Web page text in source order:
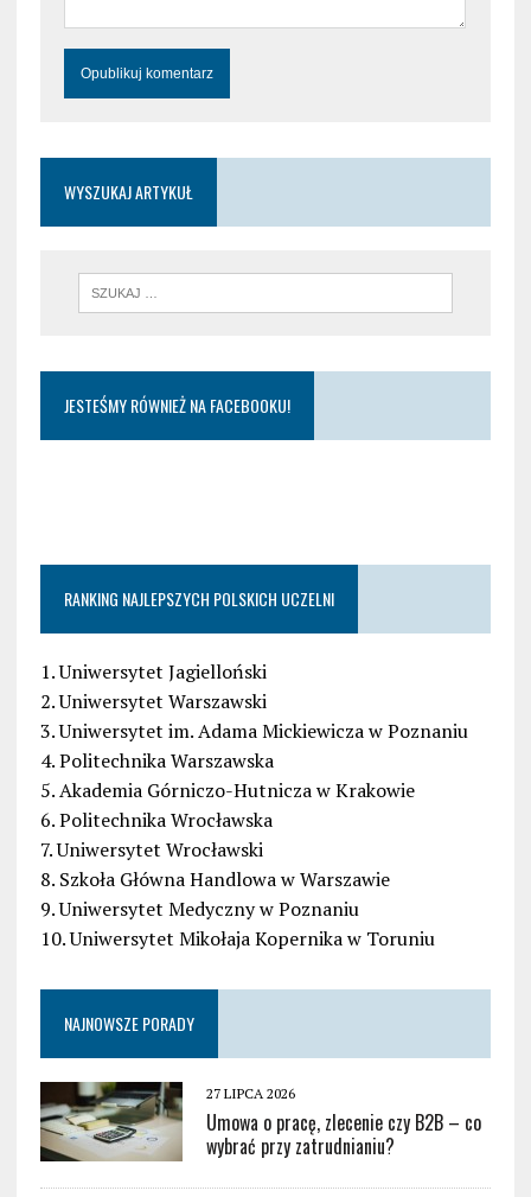
WYSZUKAJ ARTYKUŁ
JESTEŚMY RÓWNIEŻ NA FACEBOOKU!
RANKING NAJLEPSZYCH POLSKICH UCZELNI
1. Uniwersytet Jagielloński
2. Uniwersytet Warszawski
3. Uniwersytet im. Adama Mickiewicza w Poznaniu
4. Politechnika Warszawska
5. Akademia Górniczo-Hutnicza w Krakowie
6. Politechnika Wrocławska
7. Uniwersytet Wrocławski
8. Szkoła Główna Handlowa w Warszawie
9. Uniwersytet Medyczny w Poznaniu
10. Uniwersytet Mikołaja Kopernika w Toruniu
NAJNOWSZE PORADY
27 LIPCA 2026
Umowa o pracę, zlecenie czy B2B – co
wybrać przy zatrudnianiu?